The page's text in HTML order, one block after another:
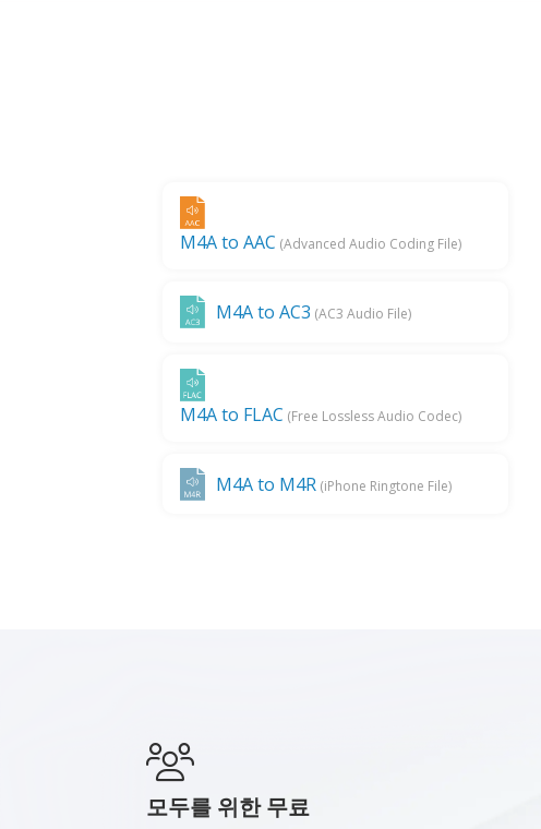
M4A to AAC (Advanced Audio Coding File)
M4A to AC3 (AC3 Audio File)
M4A to FLAC (Free Lossless Audio Codec)
M4A to M4R (iPhone Ringtone File)
모두를 위한 무료